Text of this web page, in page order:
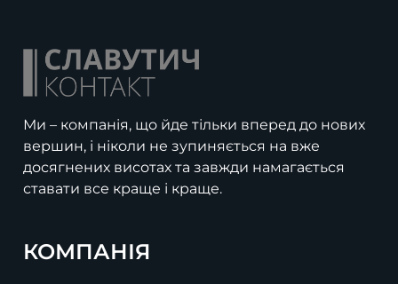
Ми – компанія, що йде тільки вперед до нових
вершин, і ніколи не зупиняється на вже
досягнених висотах та завжди намагається
ставати все краще і краще.
КОМПАНІЯ